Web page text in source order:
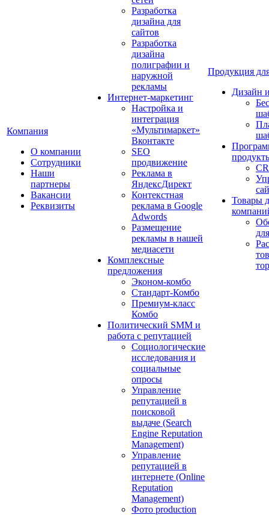
Компания
О компании
Сотрудники
Наши
партнеры
Вакансии
Реквизиты
Разработка
дизайна для
сайтов
Разработка
дизайна
полиграфии и
наружной
рекламы
Интернет-маркетинг
Настройка и
интеграция
«Мультимаркет»
Вконтакте
SEO
продвижение
Реклама в
ЯндексДирект
Контекстная
реклама в Google
Adwords
Размещение
рекламы в нашей
медиасети
Комплексные
предложения
Эконом-комбо
Стандарт-Комбо
Премиум-класс
Комбо
Политический SMM и
работа с репутацией
Социологические
исследования и
социальные
опросы
Управление
репутацией в
поисковой
выдаче (Search
Engine Reputation
Management)
Управление
репутацией в
интернете (Online
Reputation
Management)
Фото production
Продукция
Дизайн
Товары